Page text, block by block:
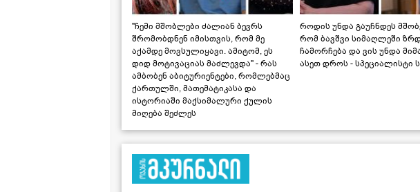
"ჩემი მშობლები ძალიან ბევრს
შრომობდნენ იმისთვის, რომ მე
აქამდე მოვსულიყავი. ამიტომ, ეს
დიდ მოტივაციას მაძლევდა" - რას
ამბობენ აბიტურიენტები, რომლებმაც
ქართულში, მათემატიკასა და
ისტორიაში მაქსიმალური ქულის
მიღება შეძლეს
როდის უნდა გაუჩნდეს
რომ ბავშვი სიმაღლეში
ჩამორჩება და ვის უნდა
ასეთ დროს - სპეციალისტი